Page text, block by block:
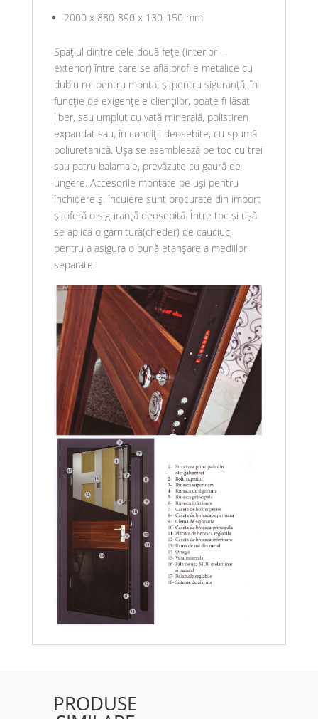
2000 x 880-890 x 130-150 mm
Spațiul dintre cele două fețe (interior –
exterior) între care se află profile metalice cu
dublu rol pentru montaj și pentru siguranță, în
funcție de exigențele clienților, poate fi lăsat
liber, sau umplut cu vată minerală, polistiren
expandat sau, în condiții deosebite, cu spumă
poliuretanică. Ușa se asamblează pe toc cu trei
sau patru balamale, prevăzute cu gaură de
ungere. Accesorile montate pe uși pentru
închidere și încuiere sunt procurate din import
și oferă o siguranță deosebită. Între toc și ușă
se aplică o garnitură(cheder) de cauciuc,
pentru a asigura o bună etanșare a mediilor
separate.
PRODUSE